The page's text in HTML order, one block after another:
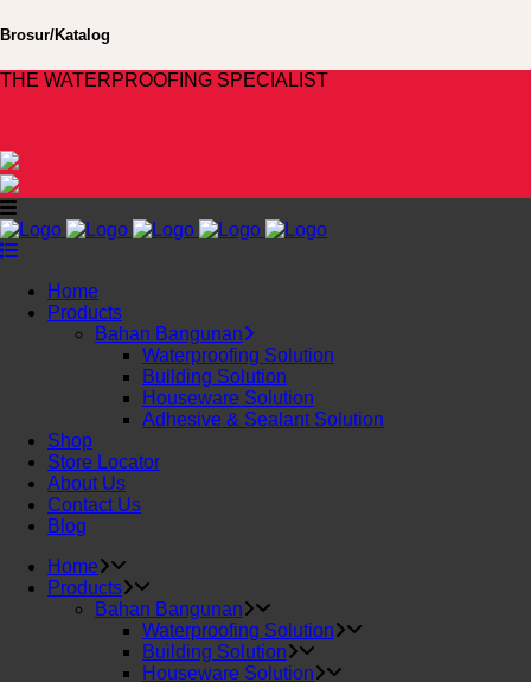
Brosur/Katalog
THE WATERPROOFING SPECIALIST
Home
Products
Bahan Bangunan
Waterproofing Solution
Building Solution
Houseware Solution
Adhesive & Sealant Solution
Shop
Store Locator
About Us
Contact Us
Blog
Home
Products
Bahan Bangunan
Waterproofing Solution
Building Solution
Houseware Solution